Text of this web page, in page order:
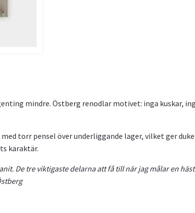
mindre. Östberg renodlar motivet: inga kuskar,
torr pensel över underliggande lager, vilket ger
karaktär.
De tre viktigaste delarna att få till när jag målar en